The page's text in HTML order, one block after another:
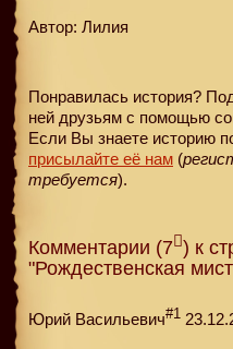
Автор: Лилия
Понравилась история?
ней друзьям с помощью
Если Вы знаете историю
присылайте её нам (
требуется).
Комментарии (7 ) к
"Рождественская
Юрий Васильевич#1